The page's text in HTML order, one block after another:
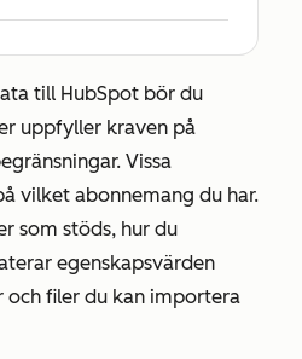
till HubSpot bör du
uppfyller kraven på
Vissa
vilket abonnemang du har.
som stöds, hur du
egenskapsvärden
och filer du kan importera